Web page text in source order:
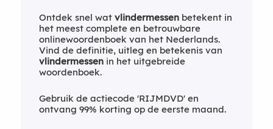
Ontdek snel wat vlindermessenbetekent in
het meest complete en betrouwbare
onlinewoordenboek van het Nederlands.
Vind de definitie, uitleg en betekenis van
vlindermessenin het uitgebreide
woordenboek.
Gebruik de actiecode 'RIJMDVD' en
ontvang 99% korting op de eerste maand.